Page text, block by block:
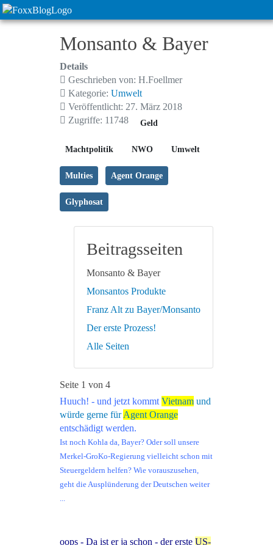
Monsanto & Bayer
Details
Geschrieben von: H.Foellmer
Kategorie: Umwelt
Veröffentlicht: 27. März 2018
Zugriffe: 11748
Geld
Machtpolitik NWO Umwelt
Multies Agent Orange
Glyphosat
Beitragsseiten
Monsanto & Bayer
Monsantos Produkte
Franz Alt zu Bayer/Monsanto
Der erste Prozess!
Alle Seiten
Seite 1 von 4
Huuch! - und jetzt kommt Vietnam und
würde gerne fürAgent Orange
entschädigt werden.
Ist noch Kohla da, Bayer? Oder soll unsere
Merkel-GroKo-Regierung vielleicht schon mit
Steuergeldern helfen? Wie vorauszusehen,
geht die Ausplünderung der Deutschen weiter
...
oops - Da ist er ja schon - der erste US-